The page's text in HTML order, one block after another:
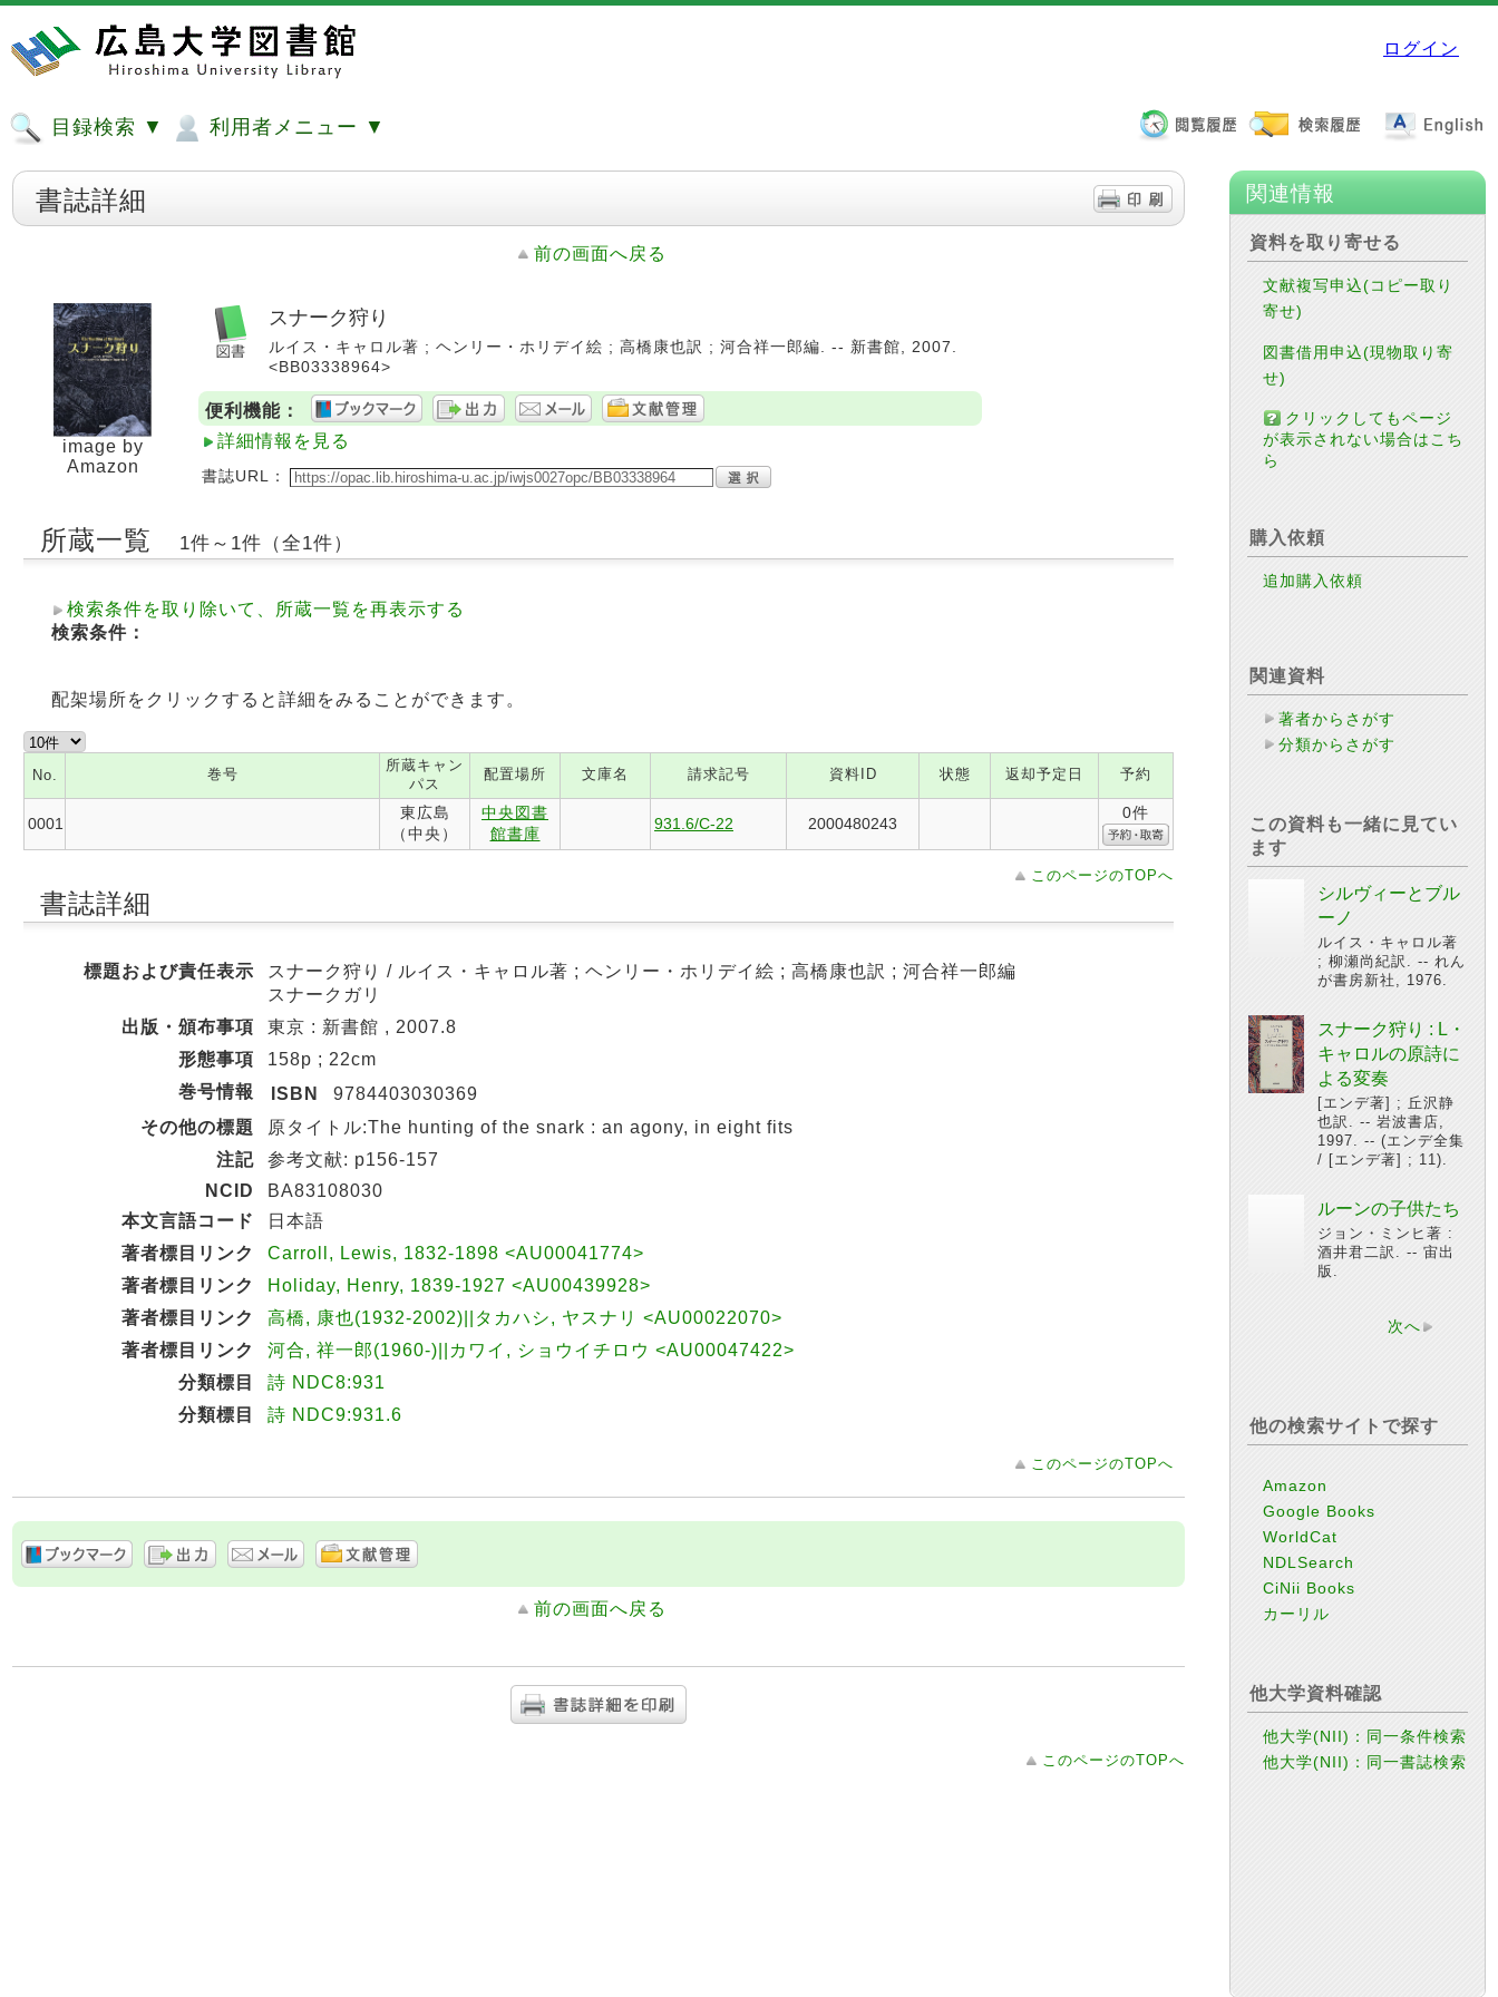
ログイン
目録検索 ▼ 利用者メニュー ▼
書誌詳細
前の画面へ戻る
image by
Amazon
スナーク狩り
ルイス・キャロル著 ; ヘンリー・ホリデイ絵 ; 高橋康也訳 ; 河合祥一郎編. -- 新書館, 2007.
<BB03338964>
便利機能：
詳細情報を見る
書誌URL：
所蔵一覧 1件～1件（全1件）
検索条件を取り除いて、所蔵一覧を再表示する
検索条件：
配架場所をクリックすると詳細をみることができます。
No. 巻号
所蔵キャン
パス
配置場所 文庫名 請求記号 資料ID 状態 返却予定日 予約
0001
東広島
（中央）
中央図書
館書庫
931.6/C-22 2000480243
0件
このページのTOPへ
書誌詳細
標題および責任表示
スナーク狩り / ルイス・キャロル著 ; ヘンリー・ホリデイ絵 ; 高橋康也訳 ; 河合祥一郎編
スナークガリ
出版・頒布事項
東京 : 新書館 , 2007.8
形態事項
158p ; 22cm
巻号情報
ISBN
9784403030369
その他の標題
原タイトル:The hunting of the snark : an agony, in eight fits
注記
参考文献: p156-157
NCID
BA83108030
本文言語コード
日本語
著者標目リンク
Carroll, Lewis, 1832-1898 <AU00041774>
著者標目リンク
Holiday, Henry, 1839-1927 <AU00439928>
著者標目リンク
高橋, 康也(1932-2002)||タカハシ, ヤスナリ <AU00022070>
著者標目リンク
河合, 祥一郎(1960-)||カワイ, ショウイチロウ <AU00047422>
分類標目
詩 NDC8:931
分類標目
詩 NDC9:931.6
このページのTOPへ
前の画面へ戻る
このページのTOPへ
関連情報
資料を取り寄せる
文献複写申込(コピー取り
寄せ)
図書借用申込(現物取り寄
せ)
クリックしてもページ
が表示されない場合はこち
ら
購入依頼
追加購入依頼
関連資料
著者からさがす
分類からさがす
この資料も一緒に見てい
ます
シルヴィーとブル
ーノ
ルイス・キャロル著
; 柳瀬尚紀訳. -- れん
が書房新社, 1976.
スナーク狩り : L・
キャロルの原詩に
よる変奏
[エンデ著] ; 丘沢静
也訳. -- 岩波書店,
1997. -- (エンデ全集
/ [エンデ著] ; 11).
ルーンの子供たち
ジョン・ミンヒ著 :
酒井君二訳. -- 宙出
版.
次へ
他の検索サイトで探す
Amazon
Google Books
WorldCat
NDLSearch
CiNii Books
カーリル
他大学資料確認
他大学(NII)：同一条件検索
他大学(NII)：同一書誌検索